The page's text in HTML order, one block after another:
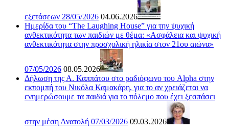
εξετάσεων 28/05/2026 04.06.2026
Ημερίδα του “The Laughing House” για την ψυχική
ανθεκτικότητα των παιδιών με θέμα: «Ασφάλεια και ψυχική
ανθεκτικότητα στην προσχολική ηλικία στον 21ου αιώνα»
07/05/2026 08.05.2026
Δήλωση της Α. Καππάτου στο ραδιόφωνο του Alpha στην
εκπομπή του Νικόλα Καμακάρη, για το αν χρειάζεται να
ενημερώσουμε τα παιδιά για το πόλεμο που έχει ξεσπάσει
στην μέση Ανατολή 07/03/2026 09.03.2026